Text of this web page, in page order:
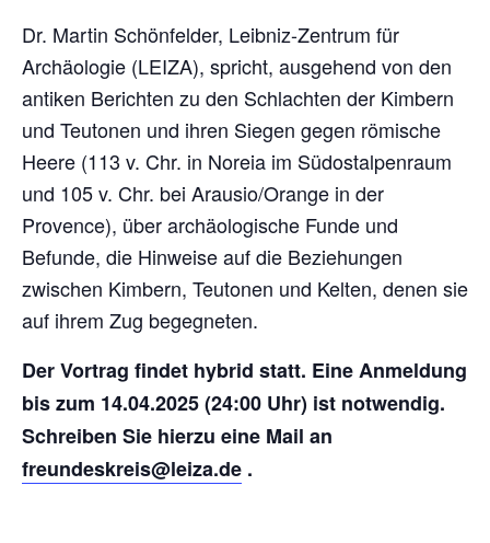
Dr. Martin Schönfelder, Leibniz-Zentrum für
Archäologie (LEIZA), spricht, ausgehend von den
antiken Berichten zu den Schlachten der Kimbern
und Teutonen und ihren Siegen gegen römische
Heere (113 v. Chr. in Noreia im Südostalpenraum
und 105 v. Chr. bei Arausio/Orange in der
Provence), über archäologische Funde und
Befunde, die Hinweise auf die Beziehungen
zwischen Kimbern, Teutonen und Kelten, denen sie
auf ihrem Zug begegneten.
Der Vortrag findet hybrid statt. Eine Anmeldung
bis zum 14.04.2025 (24:00 Uhr) ist notwendig.
Schreiben Sie hierzu eine Mail an
freundeskreis@leiza.de .